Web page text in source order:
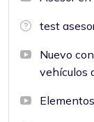
test
Nuevo
vehículos